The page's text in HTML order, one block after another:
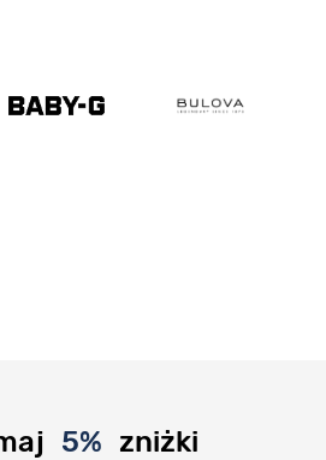
5% zniżki